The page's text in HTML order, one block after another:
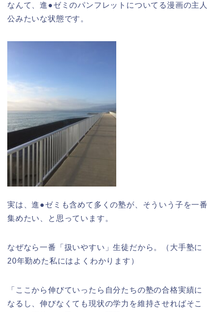
なんて、進●ゼミのパンフレットについてる漫画の主人
公みたいな状態です。
実は、進●ゼミも含めて多くの塾が、そういう子を一番
集めたい、と思っています。
なぜなら一番「扱いやすい」生徒だから。（大手塾に
20年勤めた私にはよくわかります）
「ここから伸びていったら自分たちの塾の合格実績に
なるし、伸びなくても現状の学力を維持させればそこ